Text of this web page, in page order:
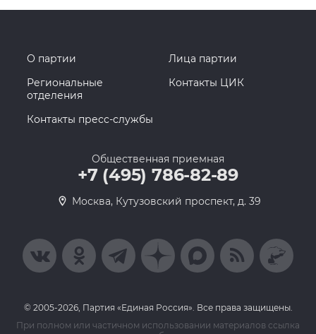
О партии
Лица партии
Региональные
отделения
Контакты ЦИК
Контакты пресс-службы
Общественная приемная
+7 (495) 786-82-89
Москва, Кутузовский проспект, д. 39
© 2005-2026, Партия «Единая Россия». Все права защищены.
При полном или частичном использовании материалов ссылка